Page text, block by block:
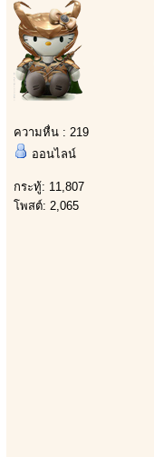
ความหื่น : 219
ออนไลน์
กระทู้: 11,807
โพสต์: 2,065